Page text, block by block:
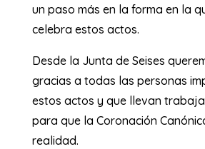
un paso más en la forma en la
celebra estos actos.
Desde la Junta de Seises
gracias a todas las personas
estos actos y que llevan
para que la Coronación
realidad.